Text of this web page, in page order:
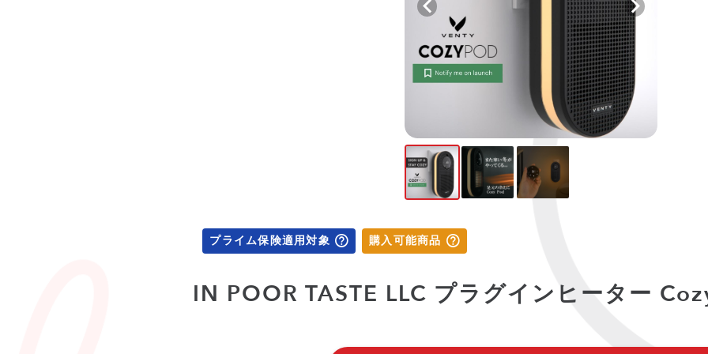
プライム保険適用対象 購入可能商品
IN POOR TASTE LLC プラグインヒーター